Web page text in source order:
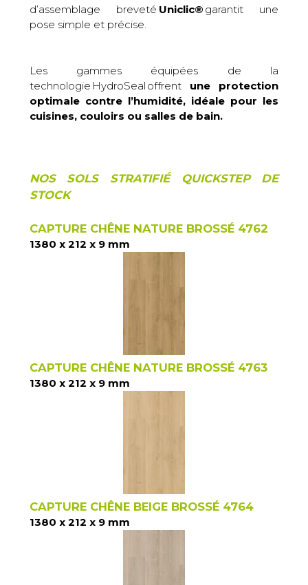
d’assemblage breveté Uniclic® garantit une
pose simple et précise.
Les gammes équipées de la
technologie HydroSeal offrent une protection
optimale contre l’humidité, idéale pour les
cuisines, couloirs ou salles de bain.
NOS SOLS STRATIFIÉQUICKSTEP DE
STOCK
CAPTURE CHÊNE NATURE BROSSÉ 4762
1380 x 212 x 9 mm
CAPTURE CHÊNE NATURE BROSSÉ 4763
1380 x 212 x 9 mm
CAPTURE CHÊNE BEIGE BROSSÉ 4764
1380 x 212 x 9 mm